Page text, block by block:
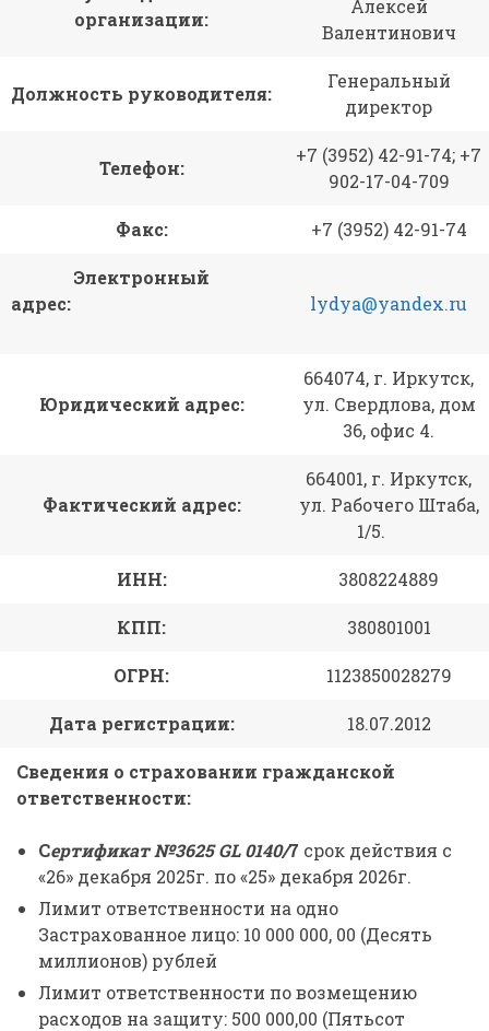
организации:
Алексей
Валентинович
Должность руководителя:
Генеральный
директор
Телефон:
+7 (3952) 42-91-74; +7
902-17-04-709
Факс: +7 (3952) 42-91-74
Электронный
адрес:
lydya@yandex.ru
Юридический адрес:
664074, г. Иркутск,
ул. Свердлова, дом
36, офис 4.
Фактический адрес:
664001, г. Иркутск,
ул. Рабочего Штаба,
1/5.
ИНН: 3808224889
КПП: 380801001
ОГРН: 1123850028279
Дата регистрации: 18.07.2012
Сведения о страховании гражданской
ответственности:
Сертификат №3625 GL 0140/7 срок действия с
«26» декабря 2025г. по «25» декабря 2026г.
Лимит ответственности на одно
Застрахованное лицо: 10 000 000, 00 (Десять
миллионов) рублей
Лимит ответственности по возмещению
расходов на защиту: 500 000,00 (Пятьсот